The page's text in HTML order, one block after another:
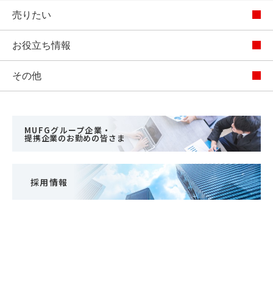
売りたい
お役立ち情報
その他
MUFGグループ企業・
提携企業のお勤めの皆さま
採用情報